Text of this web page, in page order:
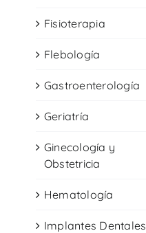
Fisioterapia
Flebología
Gastroenterología
Geriatría
Ginecología y
Obstetricia
Hematología
Implantes Dentales